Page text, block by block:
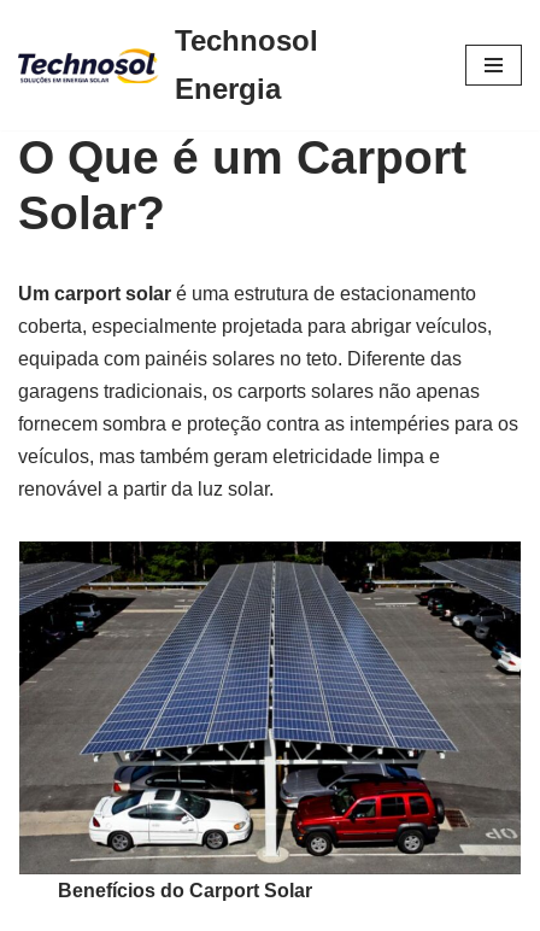
Pular
conteúdo
Technosol
Energia
O Que é um Carport
Solar?
Um carport solar é uma estrutura de estacionamento
coberta, especialmente projetada para abrigar veículos,
equipada com painéis solares no teto. Diferente das
garagens tradicionais, os carports solares não apenas
fornecem sombra e proteção contra as intempéries para os
veículos, mas também geram eletricidade limpa e
renovável a partir da luz solar.
Benefícios do Carport Solar